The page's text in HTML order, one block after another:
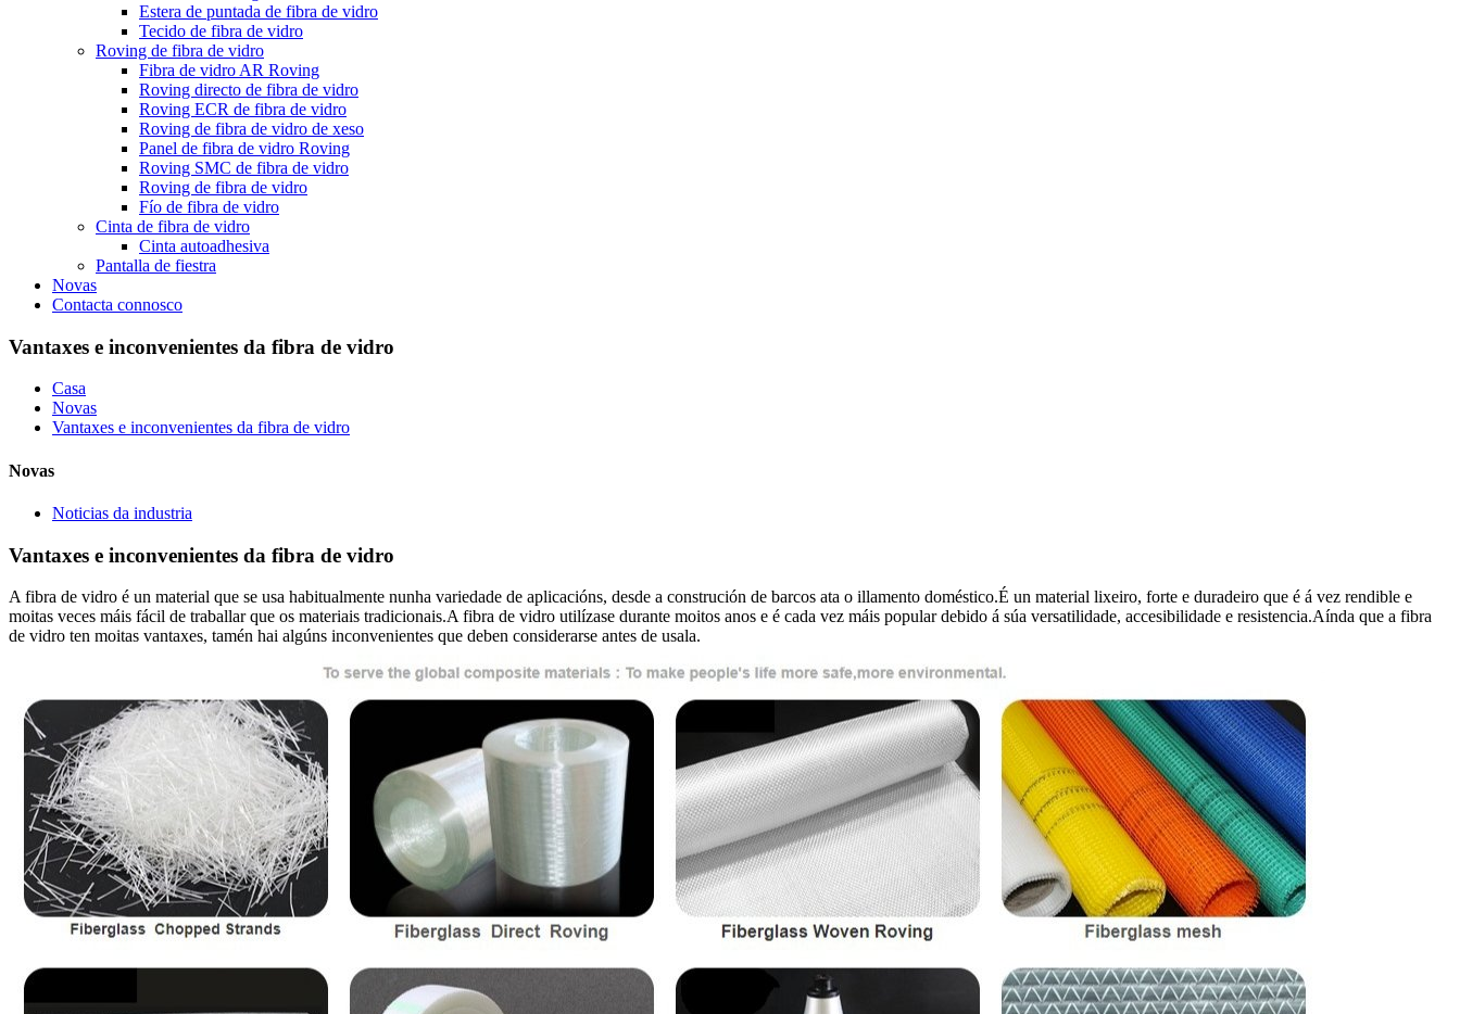
Estera de puntada de fibra de vidro
Tecido de fibra de vidro
Roving de fibra de vidro
Fibra de vidro AR Roving
Roving directo de fibra de vidro
Roving ECR de fibra de vidro
Roving de fibra de vidro de xeso
Panel de fibra de vidro Roving
Roving SMC de fibra de vidro
Roving de fibra de vidro
Fío de fibra de vidro
Cinta de fibra de vidro
Cinta autoadhesiva
Pantalla de fiestra
Novas
Contacta connosco
Vantaxes e inconvenientes da fibra de vidro
Casa
Novas
Vantaxes e inconvenientes da fibra de vidro
Novas
Noticias da industria
Vantaxes e inconvenientes da fibra de vidro
A fibra de vidro é un material que se usa habitualmente nunha variedade de aplicacións, desde a construción de barcos ata o illamento doméstico.É un material lixeiro, forte e duradeiro que é á vez rendible e
moitas veces máis fácil de traballar que os materiais tradicionais.A fibra de vidro utilízase durante moitos anos e é cada vez máis popular debido á súa versatilidade, accesibilidade e resistencia.Aínda que a fibra
de vidro ten moitas vantaxes, tamén hai algúns inconvenientes que deben considerarse antes de usala.